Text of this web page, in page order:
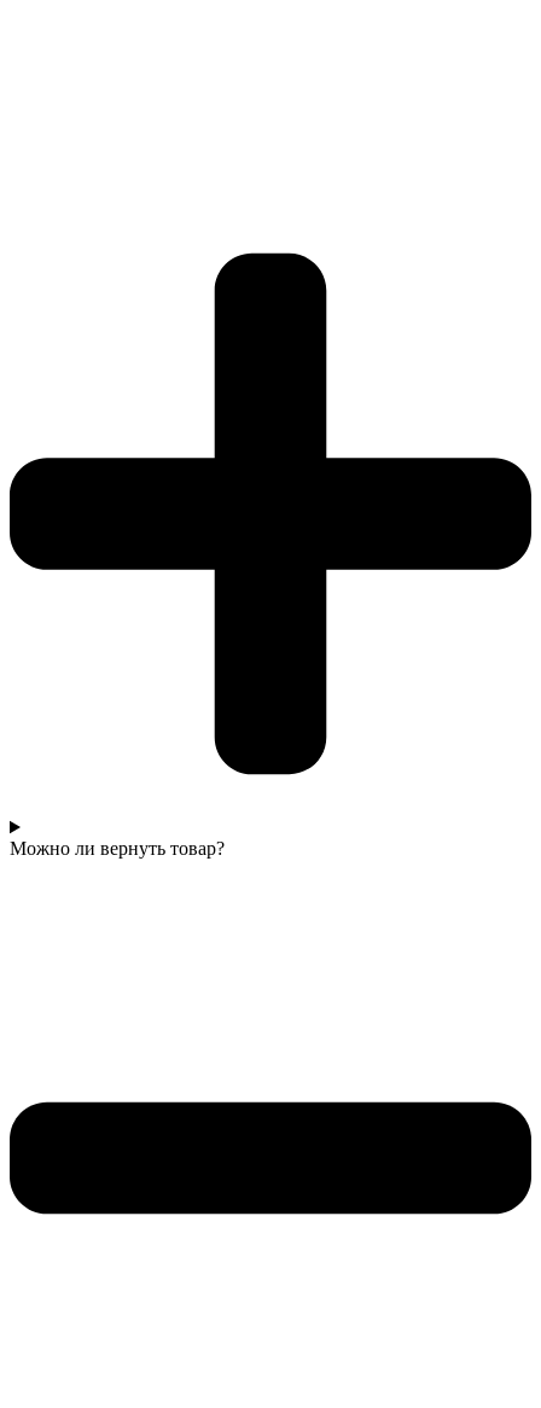
Можно ли вернуть товар?